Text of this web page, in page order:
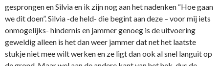
gesprongen en Silvia en ik zijn nog aan het nadenken “Hoe gaan
we dit doen”. Silvia -de held- die begint aan deze – voor mij iets
onmogelijks- hindernis en jammer genoeg is de uitvoering
geweldig alleen is het dan weer jammer dat net het laatste
stukje niet mee wilt werken en ze ligt dan ook al snel languit op